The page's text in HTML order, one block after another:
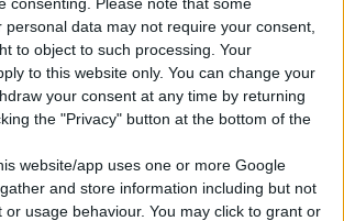
personal data may not require your consent,
to object to such processing. Your
to this website only. You can change your
your consent at any time by returning
the "Privacy" button at the bottom of the
website/app uses one or more Google
and store information including but not
or usage behaviour. You may click to grant or
στα φαρμακεία από τη Natural Balance
διατροφής Sanaril Nutraceuticals